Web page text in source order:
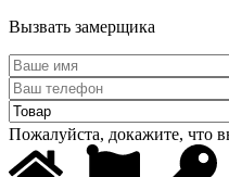
Вызвать замерщика
Пожалуйста, докажите, что